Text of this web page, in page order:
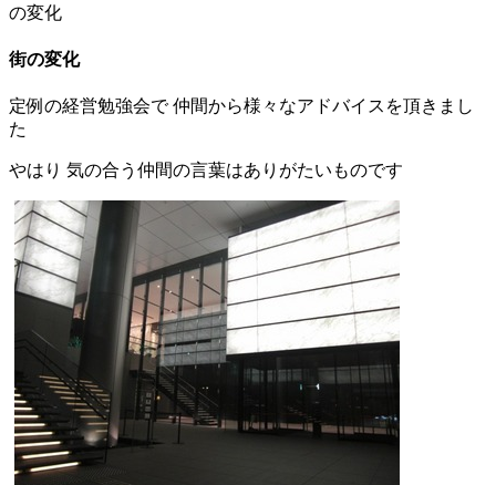
の変化
街の変化
定例の経営勉強会で 仲間から様々なアドバイスを頂きまし
た
やはり 気の合う仲間の言葉はありがたいものです